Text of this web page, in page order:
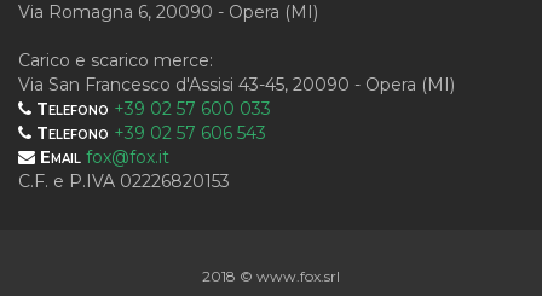
Via Romagna 6, 20090 - Opera (MI)
Carico e scarico merce:
Via San Francesco d'Assisi 43-45, 20090 - Opera (MI)
Telefono +39 02 57 600 033
Telefono +39 02 57 606 543
Email fox@fox.it
C.F. e P.IVA 02226820153
2018 © www.fox.srl